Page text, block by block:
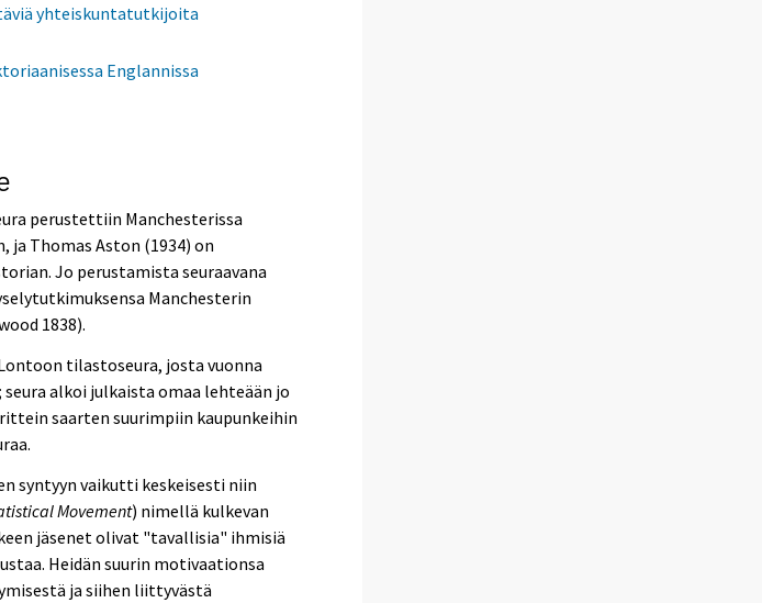
yhteiskuntatutkijoita
Englannissa
perustettiin Manchesterissa
ja Thomas Aston (1934) on
Jo perustamista seuraavana
Manchesterin
1838).
tilastoseura, josta vuonna
alkoi julkaista omaa lehteään jo
saarten suurimpiin kaupunkeihin
syntyyn vaikutti keskeisesti niin
Movement) nimellä kulkevan
jäsenet olivat "tavallisia" ihmisiä
Heidän suurin motivaationsa
ja siihen liittyvästä